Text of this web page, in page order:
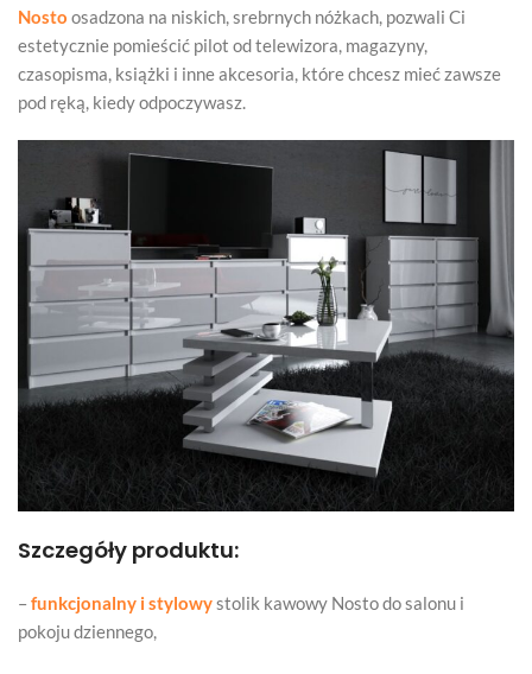
Nosto osadzona na niskich, srebrnych nóżkach, pozwali Ci
estetycznie pomieścić pilot od telewizora, magazyny,
czasopisma, książki i inne akcesoria, które chcesz mieć zawsze
pod ręką, kiedy odpoczywasz.
Szczegóły produktu:
– funkcjonalny i stylowystolik kawowy Nosto do salonu i
pokoju dziennego,